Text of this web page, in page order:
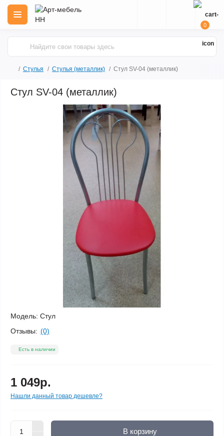
0
Стулья Стулья (металлик) Стул SV-04 (металлик)
Стул SV-04 (металлик)
Модель: Стул
Отзывы: (0)
Есть в наличии
1 049р.
Нашли данный товар дешевле?
В корзину